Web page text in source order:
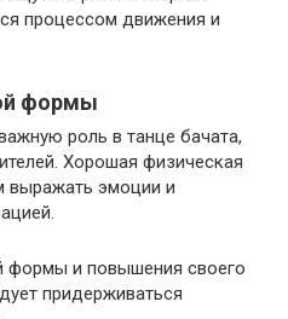
процессом движения и
формы
роль в танце бачата,
Хорошая физическая
выражать эмоции и
формы и повышения своего
придерживаться